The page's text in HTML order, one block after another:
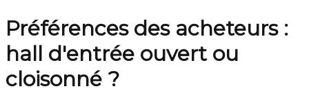
Préférences des acheteurs :
hall d'entrée ouvert ou
cloisonné ?